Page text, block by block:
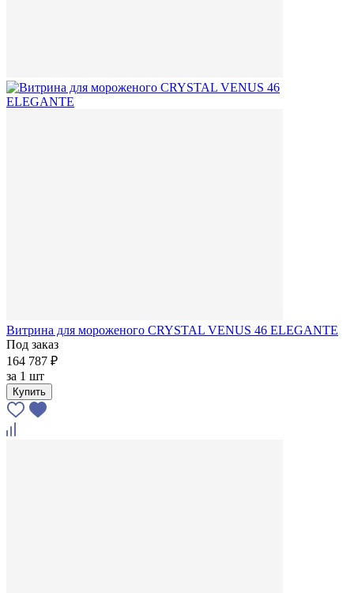
Витрина для мороженого CRYSTAL VENUS 46 ELEGANTE
Под заказ
164 787 ₽
за 1 шт
Купить